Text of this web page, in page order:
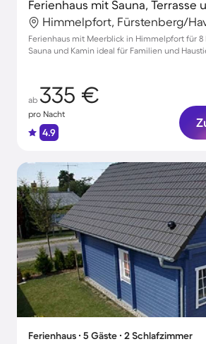
Ferienhaus mit Meerblick in Himmelpfort für 8
Sauna und Kamin ideal für Familien und
ab 335 €
pro Nacht
4.9
Ferienhaus ∙ 5 Gäste ∙ 2 Schlafzimmer